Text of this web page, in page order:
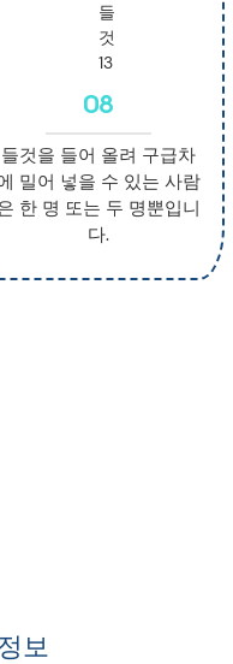
08
들것을 들어 올려 구급차
밀어 넣을 수 있는 사람
한 명 또는 두 명뿐입니
다.
보